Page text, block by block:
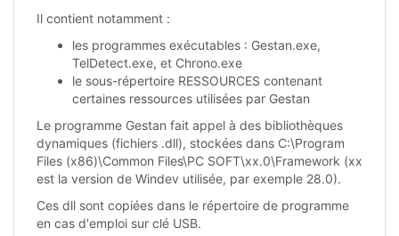
Il contient notamment :
les programmes exécutables : Gestan.exe,
TelDetect.exe, et Chrono.exe
le sous-répertoire RESSOURCES contenant
certaines ressources utilisées par Gestan
Le programme Gestan fait appel à des bibliothèques
dynamiques (fichiers .dll), stockées dans C:\Program
Files (x86)\Common Files\PC SOFT\xx.0\Framework (xx
est la version de Windev utilisée, par exemple 28.0).
Ces dll sont copiées dans le répertoire de programme
en cas d'emploi sur clé USB.